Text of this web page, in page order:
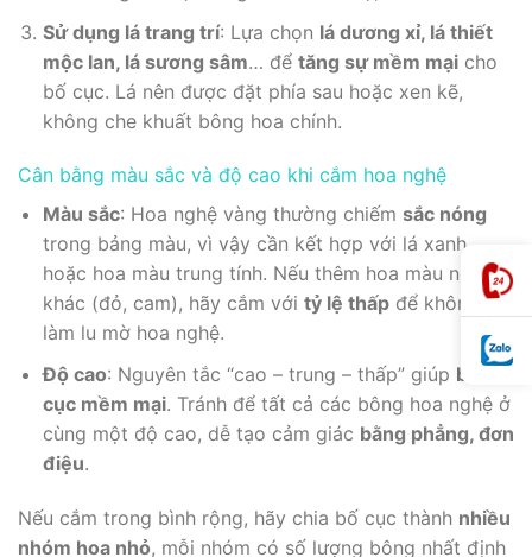
Sử dụng lá trang trí: Lựa chọn lá dương xỉ, lá thiết
mộc lan, lá sương sâm… để tăng sự mềm mạicho
bố cục. Lá nên được đặt phía sau hoặc xen kẽ,
không che khuất bông hoa chính.
Cân bằng màu sắc và độ cao khi cắm hoa nghệ
Màu sắc: Hoa nghệ vàng thường chiếm sắc nóng
trong bảng màu, vì vậy cần kết hợp với lá xanh
hoặc hoa màu trung tính. Nếu thêm hoa màu nóng
khác (đỏ, cam), hãy cắm với tỷ lệ thấpđể không
làm lu mờ hoa nghệ.
Độ cao: Nguyên tắc “cao – trung – thấp” giúp bố
cục mềm mại. Tránh để tất cả các bông hoa nghệ ở
cùng một độ cao, dễ tạo cảm giác bằng phẳng, đơn
điệu.
Nếu cắm trong bình rộng, hãy chia bố cục thành nhiều
nhóm hoa nhỏ, mỗi nhóm có số lượng bông nhất định